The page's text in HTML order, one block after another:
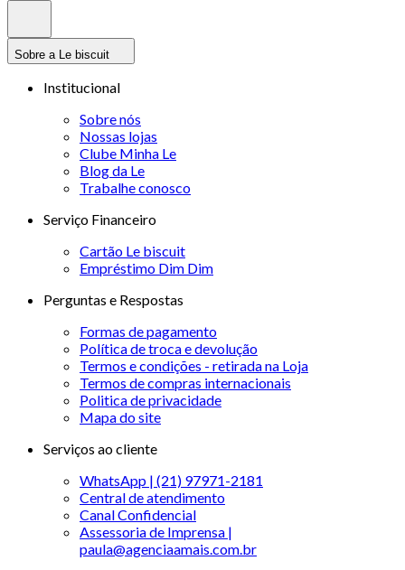
Sobre a Le biscuit
Institucional
Sobre nós
Nossas lojas
Clube Minha Le
Blog da Le
Trabalhe conosco
Serviço Financeiro
Cartão Le biscuit
Empréstimo Dim Dim
Perguntas e Respostas
Formas de pagamento
Política de troca e devolução
Termos e condições - retirada na Loja
Termos de compras internacionais
Politica de privacidade
Mapa do site
Serviços ao cliente
WhatsApp | (21) 97971-2181
Central de atendimento
Canal Confidencial
Assessoria de Imprensa |
paula@agenciaamais.com.br